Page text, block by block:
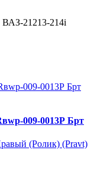
ВАЗ-21213-214i
009-0013Р Брт